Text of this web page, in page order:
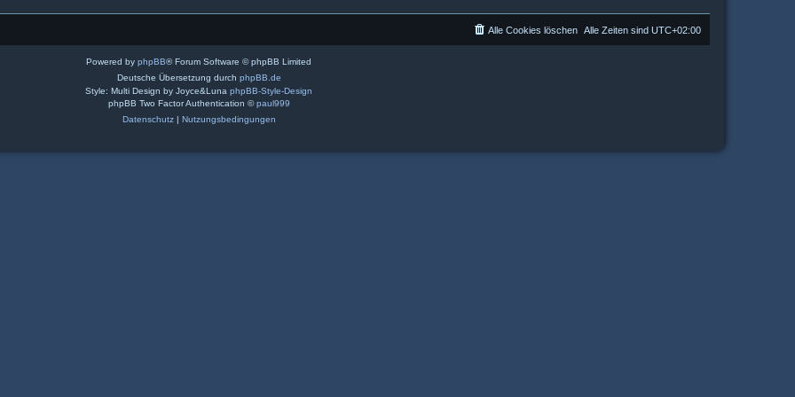
Alle Zeiten sind UTC+02:00
Alle Cookies löschen
Powered by phpBB® Forum Software © phpBB Limited
Deutsche Übersetzung durch phpBB.de
Style: Multi Design by Joyce&Luna phpBB-Style-Design
phpBB Two Factor Authentication ©paul999
Datenschutz| Nutzungsbedingungen